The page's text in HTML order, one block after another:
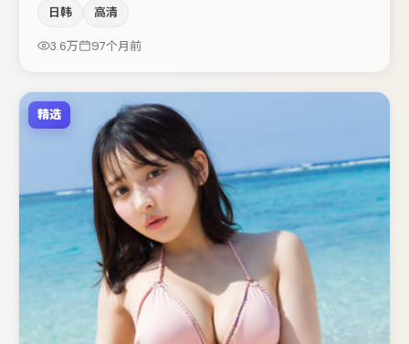
括周迅、张译、沈腾等，角色动机前后呼应，适合喜欢抠台
词与伏笔的观众。若你偏爱强类型与清晰主线，这部作品值
日韩 高清
3.6万 97个月前
精选